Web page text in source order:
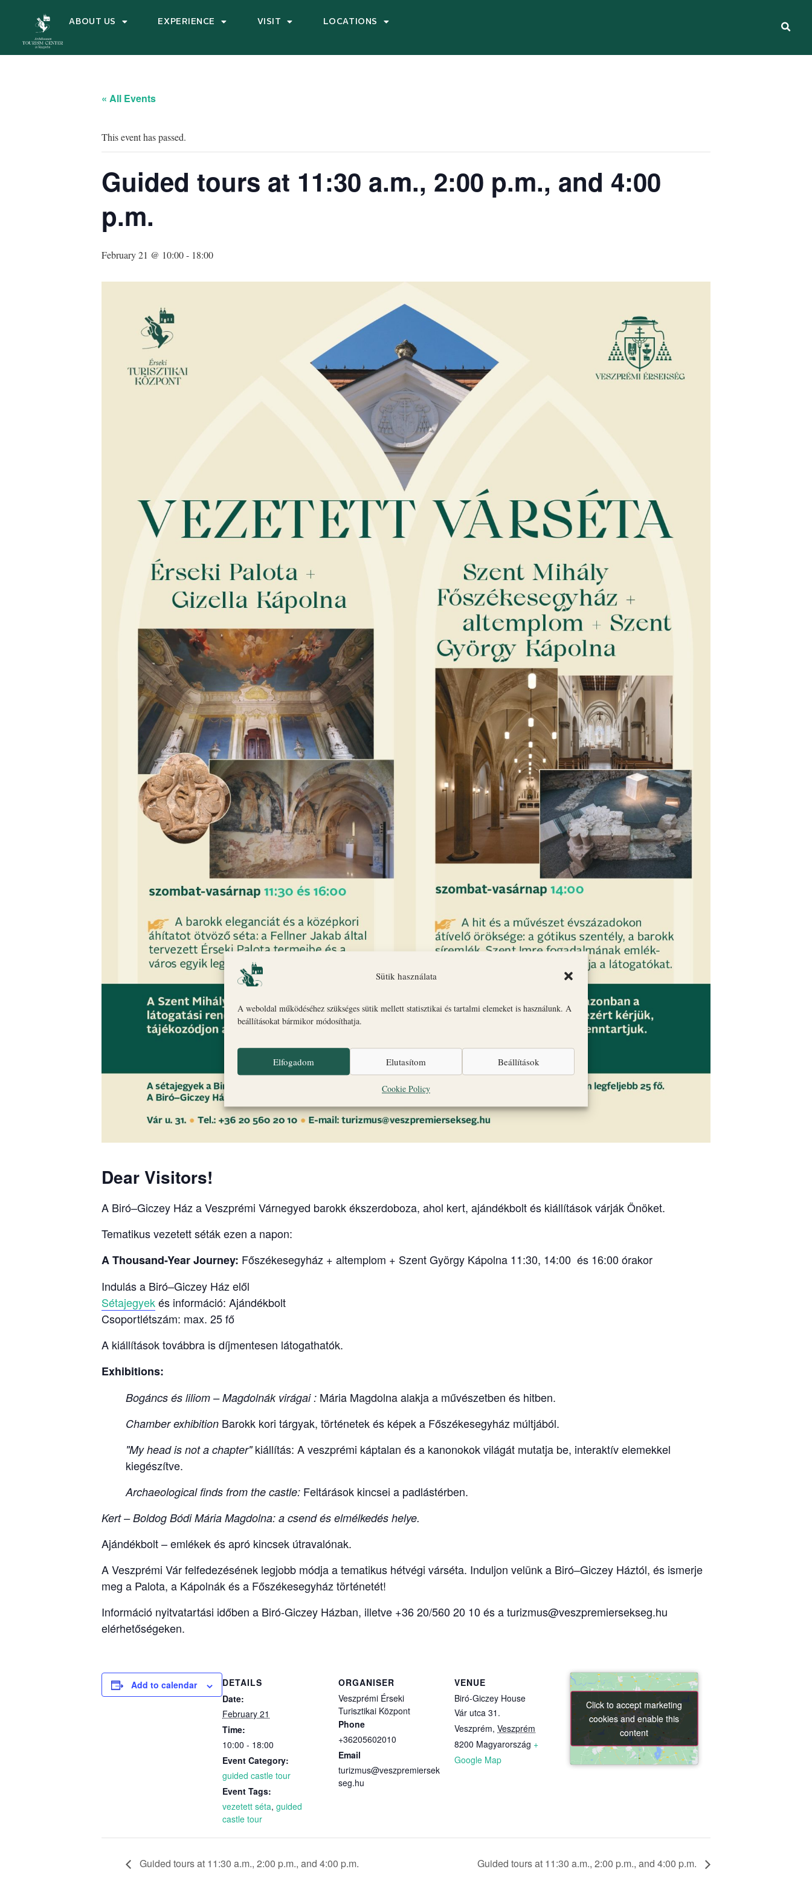
Sütik használata
A weboldal működéséhez szükséges sütik mellett statisztikai és tartalmi elemeket is használunk. A
beállításokat bármikor módosíthatja.
Elfogadom Elutasítom Beállítások
Cookie Policy
ABOUT US EXPERIENCE VISIT LOCATIONS
« All Events
This event has passed.
Guided tours at 11:30 a.m., 2:00 p.m., and 4:00
p.m.
February 21 @ 10:00- 18:00
Dear Visitors!
A Biró–Giczey Ház a Veszprémi Várnegyed barokk ékszerdoboza, ahol kert, ajándékbolt és kiállítások várják Önöket.
Tematikus vezetett séták ezen a napon:
A Thousand-Year Journey: Főszékesegyház + altemplom + Szent György Kápolna 11:30, 14:00 és 16:00 órakor
Indulás a Biró–Giczey Ház elől
Sétajegyekés információ: Ajándékbolt
Csoportlétszám: max. 25 fő
A kiállítások továbbra is díjmentesen látogathatók.
Exhibitions:
Bogáncs és liliom – Magdolnák virágai : Mária Magdolna alakja a művészetben és hitben.
Chamber exhibition Barokk kori tárgyak, történetek és képek a Főszékesegyház múltjából.
"My head is not a chapter"kiállítás: A veszprémi káptalan és a kanonokok világát mutatja be, interaktív elemekkel
kiegészítve.
Archaeological finds from the castle: Feltárások kincsei a padlástérben.
Kert – Boldog Bódi Mária Magdolna: a csend és elmélkedés helye.
Ajándékbolt – emlékek és apró kincsek útravalónak.
A Veszprémi Vár felfedezésének legjobb módja a tematikus hétvégi várséta. Induljon velünk a Biró–Giczey Háztól, és ismerje
meg a Palota, a Kápolnák és a Főszékesegyház történetét!
Információ nyitvatartási időben a Biró-Giczey Házban, illetve +36 20/560 20 10 és a turizmus@veszpremiersekseg.hu
elérhetőségeken.
Add to calendar
DETAILS
Date:
February 21
Time:
10:00 - 18:00
Event Category:
guided castle tour
Event Tags:
vezetett séta, guided
castle tour
ORGANISER
Veszprémi Érseki
Turisztikai Központ
Phone
+36205602010
Email
turizmus@veszpremiersek
seg.hu
VENUE
Biró-Giczey House
Vár utca 31.
Veszprém, Veszprém
8200 Magyarország +
Google Map
Click to accept marketing
cookies and enable this
content
Click to accept marketing
cookies and enable this
content
Guided tours at 11:30 a.m., 2:00 p.m., and 4:00 p.m. Guided tours at 11:30 a.m., 2:00 p.m., and 4:00 p.m.